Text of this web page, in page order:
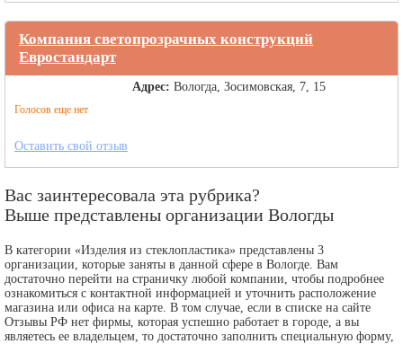
Компания светопрозрачных конструкций
Евростандарт
Голосов еще нет
Адрес: Вологда, Зосимовская, 7, 15
Оставить свой отзыв
Вас заинтересовала эта рубрика?
Выше представлены организации Вологды
В категории «Изделия из стеклопластика» представлены 3
организации, которые заняты в данной сфере в Вологде. Вам
достаточно перейти на страничку любой компании, чтобы подробнее
ознакомиться с контактной информацией и уточнить расположение
магазина или офиса на карте. В том случае, если в списке на сайте
Отзывы РФ нет фирмы, которая успешно работает в городе, а вы
являетесь ее владельцем, то достаточно заполнить специальную форму,